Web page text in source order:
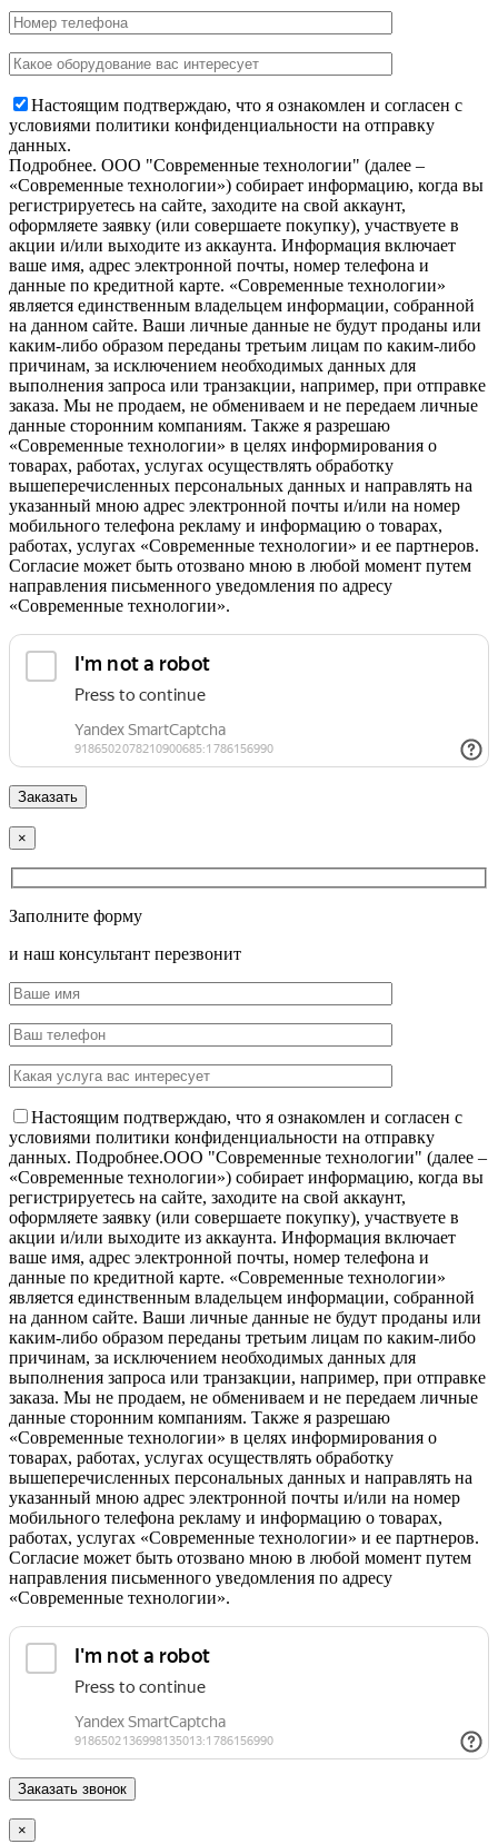
Настоящим подтверждаю, что я ознакомлен и согласен с
условиями политики конфиденциальности на отправку
данных.
Подробнее. OOO "Современные технологии" (далее –
«Современные технологии») собирает информацию, когда вы
регистрируетесь на сайте, заходите на свой аккаунт,
оформляете заявку (или совершаете покупку), участвуете в
акции и/или выходите из аккаунта. Информация включает
ваше имя, адрес электронной почты, номер телефона и
данные по кредитной карте. «Современные технологии»
является единственным владельцем информации, собранной
на данном сайте. Ваши личные данные не будут проданы или
каким-либо образом переданы третьим лицам по каким-либо
причинам, за исключением необходимых данных для
выполнения запроса или транзакции, например, при отправке
заказа. Мы не продаем, не обмениваем и не передаем личные
данные сторонним компаниям. Также я разрешаю
«Современные технологии» в целях информирования о
товарах, работах, услугах осуществлять обработку
вышеперечисленных персональных данных и направлять на
указанный мною адрес электронной почты и/или на номер
мобильного телефона рекламу и информацию о товарах,
работах, услугах «Современные технологии» и ее партнеров.
Согласие может быть отозвано мною в любой момент путем
направления письменного уведомления по адресу
«Современные технологии».
×
Заполните форму
и наш консультант перезвонит
Настоящим подтверждаю, что я ознакомлен и согласен с
условиями политики конфиденциальности на отправку
данных. Подробнее.OOO "Современные технологии" (далее –
«Современные технологии») собирает информацию, когда вы
регистрируетесь на сайте, заходите на свой аккаунт,
оформляете заявку (или совершаете покупку), участвуете в
акции и/или выходите из аккаунта. Информация включает
ваше имя, адрес электронной почты, номер телефона и
данные по кредитной карте. «Современные технологии»
является единственным владельцем информации, собранной
на данном сайте. Ваши личные данные не будут проданы или
каким-либо образом переданы третьим лицам по каким-либо
причинам, за исключением необходимых данных для
выполнения запроса или транзакции, например, при отправке
заказа. Мы не продаем, не обмениваем и не передаем личные
данные сторонним компаниям. Также я разрешаю
«Современные технологии» в целях информирования о
товарах, работах, услугах осуществлять обработку
вышеперечисленных персональных данных и направлять на
указанный мною адрес электронной почты и/или на номер
мобильного телефона рекламу и информацию о товарах,
работах, услугах «Современные технологии» и ее партнеров.
Согласие может быть отозвано мною в любой момент путем
направления письменного уведомления по адресу
«Современные технологии».
×